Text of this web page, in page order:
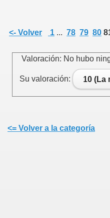
<- Volver 1 ... 78 79 80
Valoración: No hubo
Su valoración: 10 (La
<= Volver a la categoría